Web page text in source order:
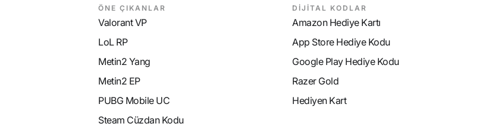
ÖNE ÇIKANLAR
Valorant VP
LoL RP
Metin2 Yang
Metin2 EP
PUBG Mobile UC
Steam Cüzdan Kodu
DİJİTAL KODLAR
Amazon Hediye Kartı
App Store Hediye Kodu
Google Play Hediye Kodu
Razer Gold
Hediyen Kart